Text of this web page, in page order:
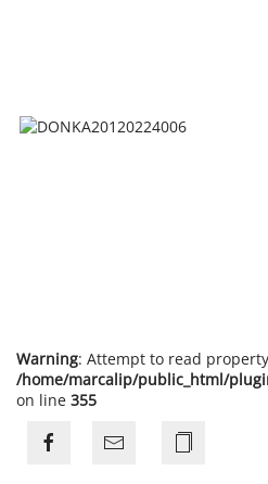
Warning: Attempt to read
/home/marcalip/public_html/
on line 355